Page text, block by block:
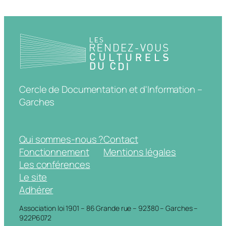
Cercle de Documentation et d'Information –
Garches
Qui sommes-nous ?
Fonctionnement
Les conférences
Le site
Adhérer
Contact
Mentions légales
Association loi 1901 – 86 Grande rue – 92380 – Garches –
922P6072